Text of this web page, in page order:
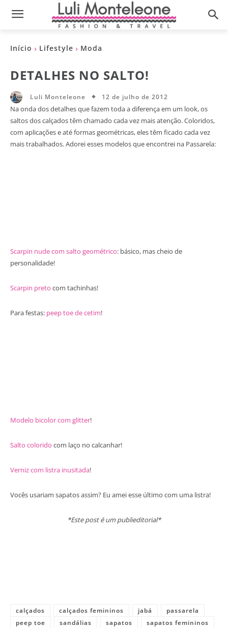
Início Lifestyle Moda
DETALHES NO SALTO!
Luli Monteleone 12 de julho de 2012
Na onda dos detalhes que fazem toda a diferença em um look, os
saltos dos calçados têm chamado cada vez mais atenção. Coloridos,
com aplicações e até formas geométricas, eles têm ficado cada vez
mais trabalhados. Adorei esses modelos que encontrei na Passarela:
Scarpin nude com salto geométrico: básico, mas cheio de
personalidade!
Scarpin preto com tachinhas!
Para festas: peep toe de cetim!
Modelo bicolor com glitter!
Salto colorido com laço no calcanhar!
Verniz com listra inusitada!
Vocês usariam sapatos assim? Eu amei esse último com uma listra!
*Este post é um publieditorial*
calçados calçados femininos jabá
passarela
peep toe
sandálias sapatos
sapatos femininos